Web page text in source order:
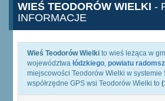
WIEŚ TEODORÓW WIELKI -
INFORMACJE
Wieś Teodorów Wielki to wieś leżąca w
województwa łódzkiego, powiatu
miejscowości Teodorów Wielki w systemie
współrzędne GPS wsi Teodorów Wielki to